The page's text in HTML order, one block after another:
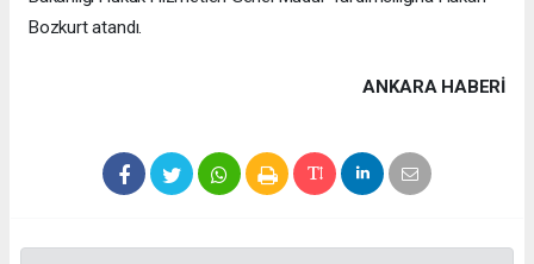
Bozkurt atandı.
ANKARA HABERİ